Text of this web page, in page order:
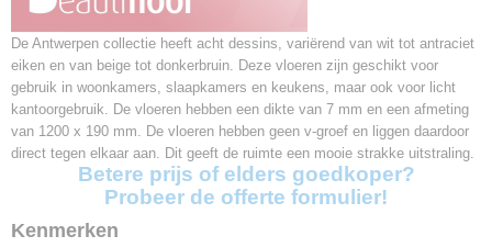
De Antwerpen collectie heeft acht dessins, variërend van wit tot antraciet
eiken en van beige tot donkerbruin. Deze vloeren zijn geschikt voor
gebruik in woonkamers, slaapkamers en keukens, maar ook voor licht
kantoorgebruik. De vloeren hebben een dikte van 7 mm en een afmeting
van 1200 x 190 mm. De vloeren hebben geen v-groef en liggen daardoor
direct tegen elkaar aan. Dit geeft de ruimte een mooie strakke uitstraling.
Betere prijs of elders goedkoper?
Probeer de offerte formulier!
Kenmerken